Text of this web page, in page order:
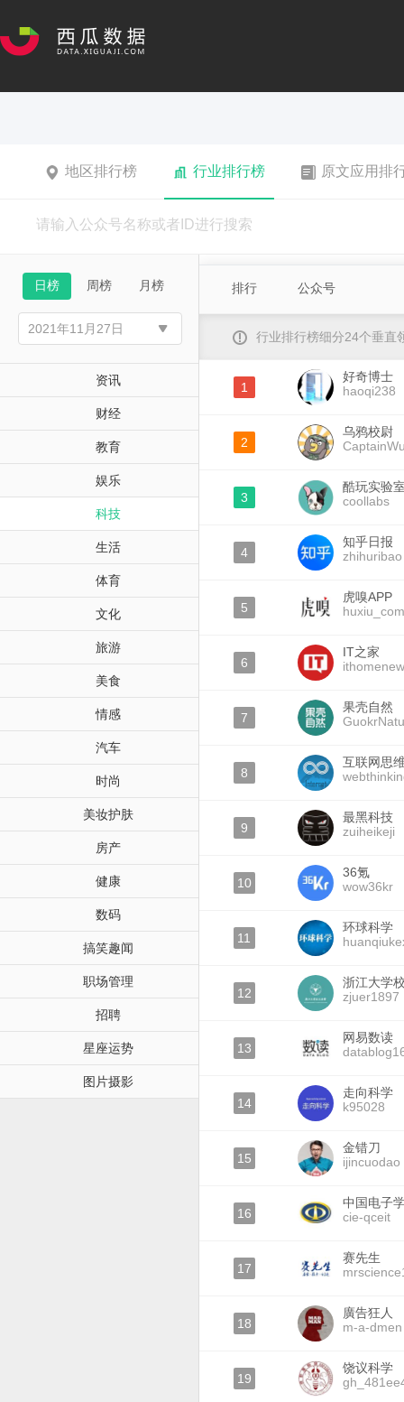
地区排行榜 行业排行榜 原文应用排
日榜 周榜 月榜
资讯
财经
教育
娱乐
科技
生活
体育
文化
旅游
美食
情感
汽车
时尚
美妆护肤
房产
健康
数码
搞笑趣闻
职场管理
招聘
星座运势
图片摄影
排行 公众号
行业排行榜细分24个垂直
1
好奇博士
haoqi238
2
乌鸦校尉
3
酷玩实验
coollabs
4
知乎日报
zhihuribao
5
虎嗅APP
huxiu_com
6
IT之家
7
果壳自然
8
互联网思
9
最黑科技
zuiheikeji
10
36氪
wow36kr
11
环球科学
12
浙江大学
zjuer1897
13
网易数读
14
走向科学
k95028
15
金错刀
ijincuodao
16
中国电子
cie-qceit
17
赛先生
18
廣告狂人
m-a-dmen
19
饶议科学